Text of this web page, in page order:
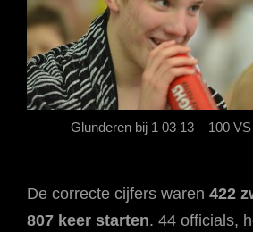
Glunderen bij 1 03 13 – 100 VS
De correcte cijfers waren 422
807 keer starten. 44 officials,